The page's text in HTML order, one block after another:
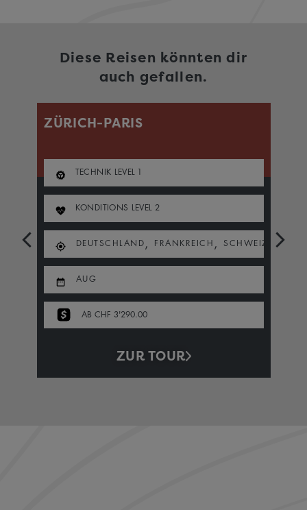
Diese Reisen könnten dir
auch gefallen.
ZÜRICH-PARIS
TECHNIK LEVEL
KONDITIONS LEVEL 2
DEUTSCHLAND , FRANKREICH , SCHWEIZ
AUG
AB CHF 3'290.00
ZUR TOUR